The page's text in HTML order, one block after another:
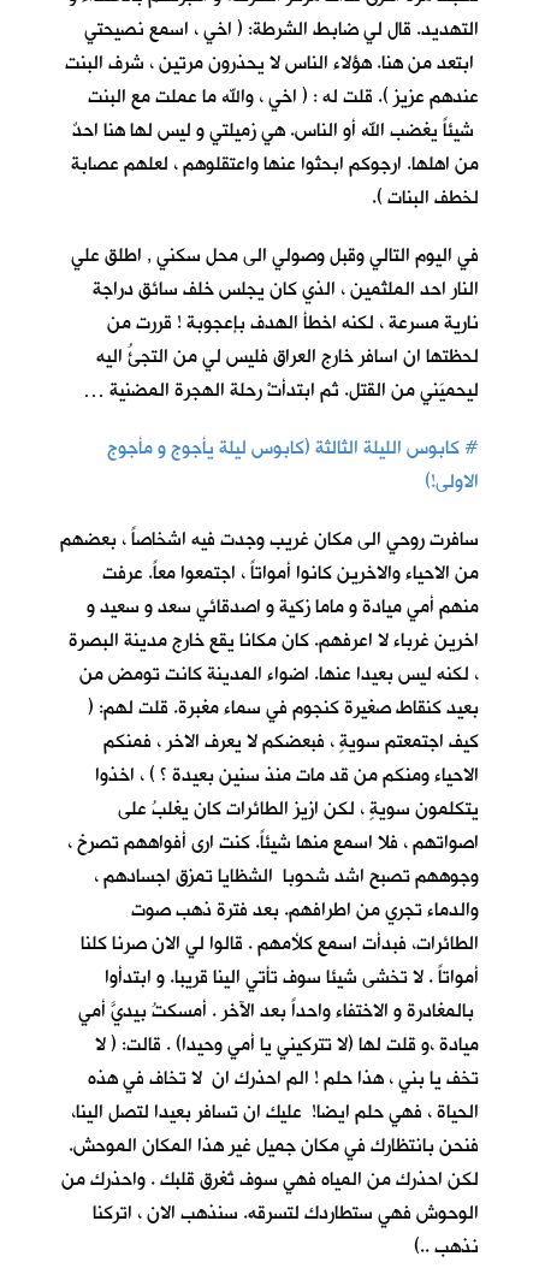
التهديد. قال لي ضابط الشرطة: ( اخي ، اسمع نصيحتي
ابتعد من هنا. هؤلاء الناس لا يحذرون مرتين ، شرف البنت
عندهم عزيز ). قلت له : ( اخي ، والله ما عملت مع البنت
شيئاً يغضب الله أو الناس. هي زميلتي و ليس لها هنا احدٌ
من اهلها. ارجوكم ابحثوا عنها واعتقلوهم ، لعلهم عصابة
لخطف البنات ).
في اليوم التالي وقبل وصولي الى محل سكني , اطلق علي
النار احد الملثمين ، الذي كان يجلس خلف سائق دراجة
نارية مسرعة ، لكنه اخطأ الهدف بإعجوبة ! قررت من
لحظتها ان اسافر خارج العراق فليس لي من التجئُ اليه
ليحميَني من القتل. ثم ابتدأتْ رحلة الهجرة المضنية …
#كابوس الليلة الثالثة (كابوس ليلة يأجوج و مأجوج
الاولى!)
سافرت روحي الى مكان غريب وجدت فيه اشخاصاً ، بعضهم
من الاحياء والاخرين كانوا أمواتاً ، اجتمعوا معاً. عرفت
منهم أمي ميادة و ماما زكية و اصدقائي سعد و سعيد و
اخرين غرباء لا اعرفهم. كان مكانا يقع خارج مدينة البصرة
، لكنه ليس بعيدا عنها. اضواء المدينة كانت تومض من
بعيد كنقاط صغيرة كنجوم في سماء مغبرة. قلت لهم: (
كيف اجتمعتم سويةٍ ، فبعضكم لا يعرف الاخر ، فمنكم
الاحياء ومنكم من قد مات منذ سنين بعيدة ؟ ) ، اخذوا
يتكلمون سويةٍ ، لكن ازيز الطائرات كان يغلبُ على
اصواتهم ، فلا اسمع منها شيئاً. كنت ارى أفواههم تصرخ ،
وجوههم تصبح اشد شحوبا الشظايا تمزق اجسادهم ،
والدماء تجري من اطرافهم. بعد فترة ذهب صوت
الطائرات، فبدأت اسمع كلأمهم . قالوا لي الان صرنا كلنا
أمواتاً . لا تخشى شيئا سوف تأتي الينا قريبا. و ابتدأوا
بالمغادرة و الاختفاء واحداً بعد الآخر . أمسكتُ بيديَّ أمي
ميادة ،و قلت لها (لا تتركيني يا أمي وحيدا) . قالت: ( لا
تخف يا بني ، هذا حلم ! الم احذرك ان لا تخاف في هذه
الحياة ، فهي حلم ايضا! عليك ان تسافر بعيدا لتصل الينا،
فنحن بانتظارك في مكان جميل غير هذا المكان الموحش.
لكن احذرك من المياه فهي سوف تُغرق قلبك . واحذرك من
الوحوش فهي ستطاردك لتسرقه. سنذهب الان ، اتركنا
نذهب ..)